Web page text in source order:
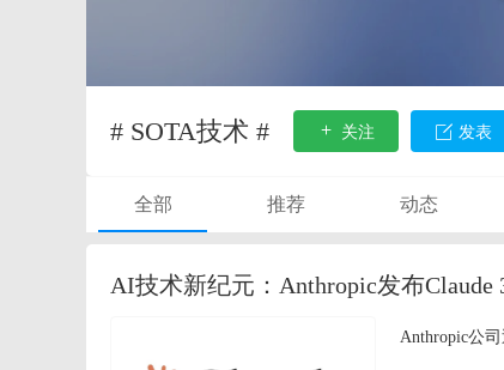
# SOTA技术 # 关注 发表
全部 推荐 动态
AI技术新纪元：Anthropic发布
Anthropic公